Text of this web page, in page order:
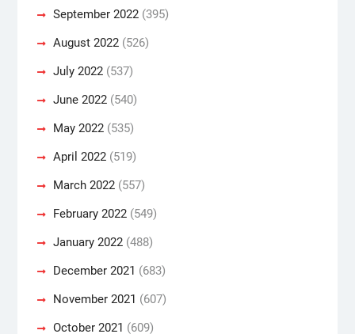
September 2022(395)
August 2022(526)
July 2022(537)
June 2022(540)
May 2022(535)
April 2022(519)
March 2022(557)
February 2022(549)
January 2022(488)
December 2021 (683)
November 2021 (607)
October 2021 (609)